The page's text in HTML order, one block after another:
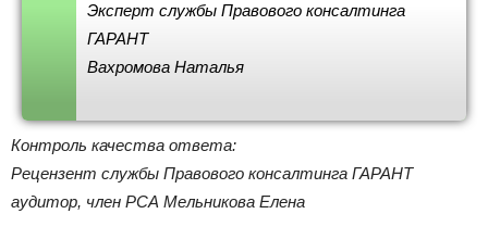
Эксперт службы Правового консалтинга
ГАРАНТ
Вахромова Наталья
Контроль качества ответа:
Рецензент службы Правового консалтинга ГАРАНТ
аудитор, член РСА Мельникова Елена